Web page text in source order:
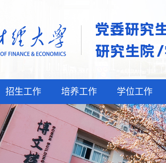
招生工作 培养工作 学位工作